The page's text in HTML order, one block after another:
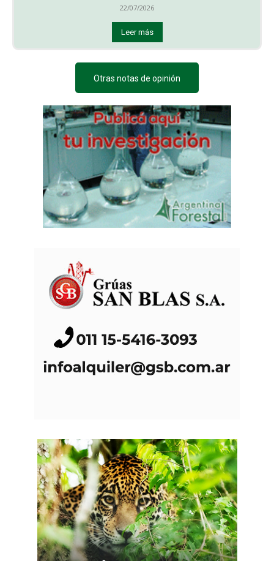
22/07/2026
Leer más
Otras notas de opinión